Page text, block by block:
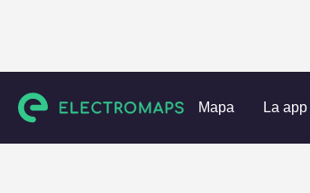
Mapa La app
Estaciones de carga Suiza Morges